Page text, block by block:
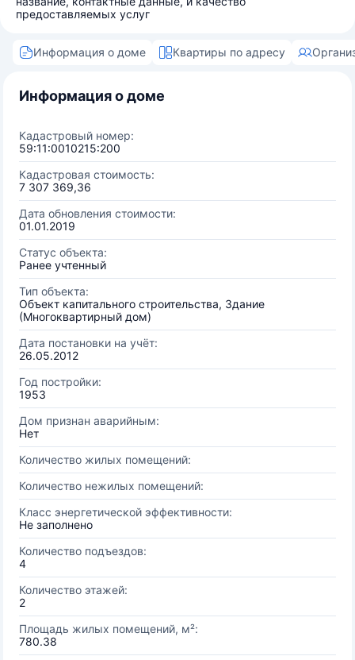
предоставляемых услуг
Информация о доме Квартиры по адресу
Информация о доме
Кадастровый номер:
59:11:0010215:200
Кадастровая стоимость:
7 307 369,36
Дата обновления стоимости:
01.01.2019
Статус объекта:
Ранее учтенный
Тип объекта:
Объект капитального строительства, Здание
(Многоквартирный дом)
Дата постановки на учёт:
26.05.2012
Год постройки:
1953
Дом признан аварийным:
Нет
Количество жилых помещений:
Количество нежилых помещений:
Класс энергетической эффективности:
Не заполнено
Количество подъездов:
4
Количество этажей:
2
Площадь жилых помещений, м²:
780.38